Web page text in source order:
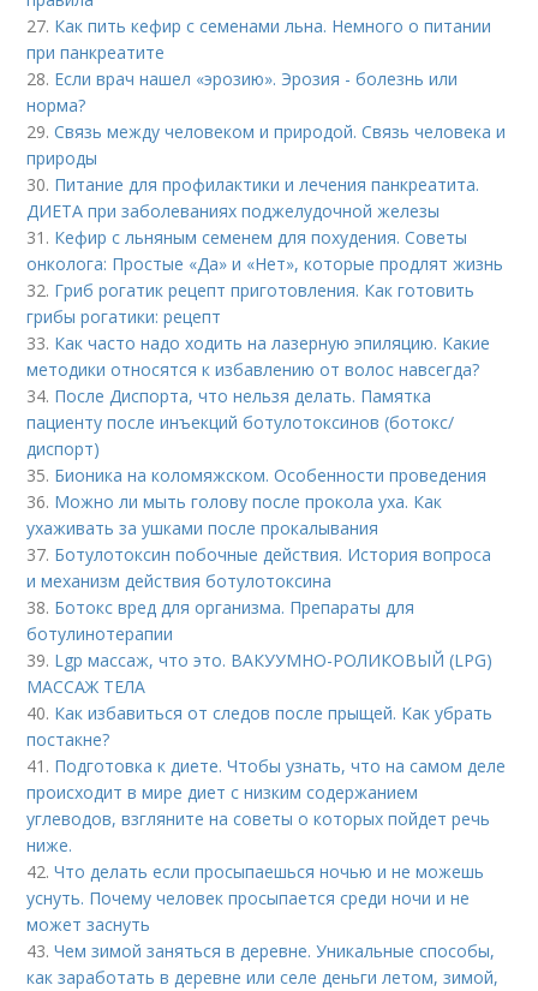
27. Как пить кефир с семенами льна. Немного о питании
при панкреатите
28. Если врач нашел «эрозию». Эрозия - болезнь или
норма?
29.Связь между человеком и природой. Связь человека и
природы
30. Питание для профилактики и лечения панкреатита.
ДИЕТА при заболеваниях поджелудочной железы
31. Кефир с льняным семенем для похудения. Советы
онколога: Простые «Да» и «Нет», которые продлят жизнь
32. Гриб рогатик рецепт приготовления. Как готовить
грибы рогатики: рецепт
33. Как часто надо ходить на лазерную эпиляцию. Какие
методики относятся к избавлению от волос навсегда?
34. После Диспорта, что нельзя делать. Памятка
пациенту после инъекций ботулотоксинов (ботокс/
диспорт)
35. Бионика на коломяжском. Особенности проведения
36. Можно ли мыть голову после прокола уха. Как
ухаживать за ушками после прокалывания
37. Ботулотоксин побочные действия. История вопроса
и механизм действия ботулотоксина
38. Ботокс вред для организма. Препараты для
ботулинотерапии
39. Lgp массаж, что это. ВАКУУМНО-РОЛИКОВЫЙ (LPG)
МАССАЖ ТЕЛА
40. Как избавиться от следов после прыщей. Как убрать
постакне?
41. Подготовка к диете. Чтобы узнать, что на самом деле
происходит в мире диет с низким содержанием
углеводов, взгляните на советы о которых пойдет речь
ниже.
42.Что делать если просыпаешься ночью и не можешь
уснуть. Почему человек просыпается среди ночи и не
может заснуть
43.Чем зимой заняться в деревне. Уникальные способы,
как заработать в деревне или селе деньги летом, зимой,